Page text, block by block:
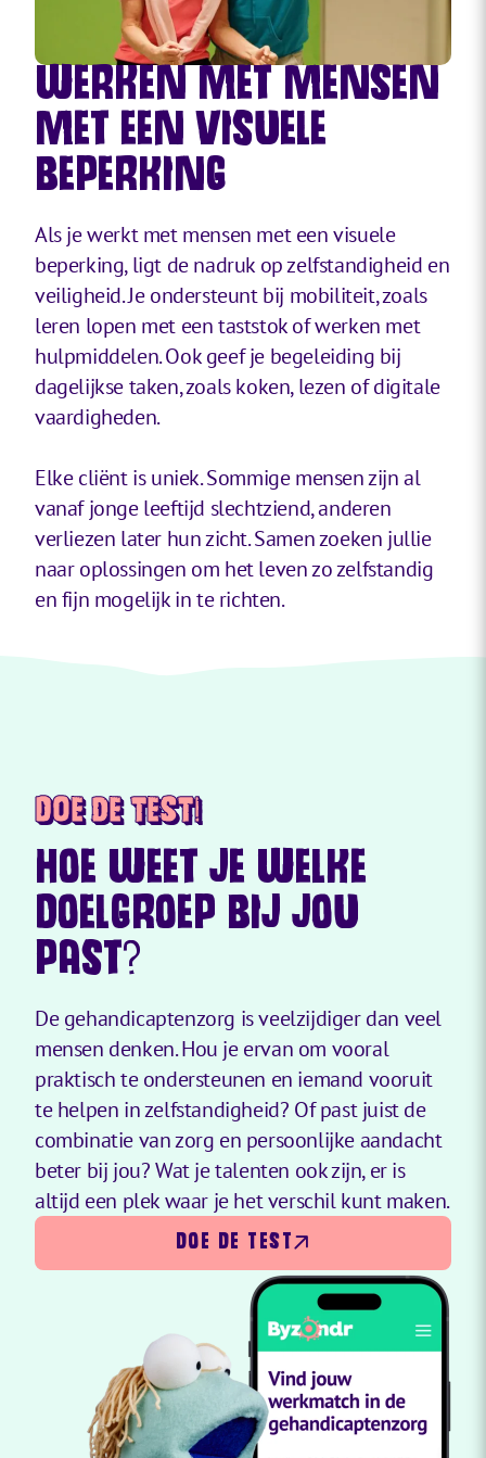
WERKEN MET MENSEN
MET EEN VISUELE
BEPERKING
Als je werkt met mensen met een visuele
beperking, ligt de nadruk op zelfstandigheid en
veiligheid. Je ondersteunt bij mobiliteit, zoals
leren lopen met een taststok of werken met
hulpmiddelen. Ook geef je begeleiding bij
dagelijkse taken, zoals koken, lezen of digitale
vaardigheden.
Elke cliënt is uniek. Sommige mensen zijn al
vanaf jonge leeftijd slechtziend, anderen
verliezen later hun zicht. Samen zoeken jullie
naar oplossingen om het leven zo zelfstandig
en fijn mogelijk in te richten.
Doe de test!
HOE WEET JE WELKE
DOELGROEP BIJ JOU
PAST?
De gehandicaptenzorg is veelzijdiger dan veel
mensen denken. Hou je ervan om vooral
praktisch te ondersteunen en iemand vooruit
te helpen in zelfstandigheid? Of past juist de
combinatie van zorg en persoonlijke aandacht
beter bij jou? Wat je talenten ook zijn, er is
altijd een plek waar je het verschil kunt maken.
DOE DE TEST